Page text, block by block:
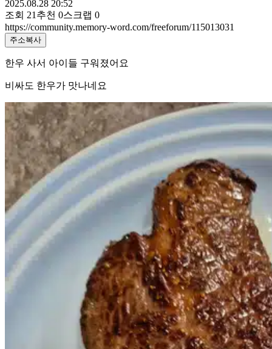
2025.08.28 20:52
조회 21 추천 0스크랩 0
https://community.memory-word.com/freeforum/115013031
주소복사
한우 사서 아이들 구워졌어요
비싸도 한우가 맛나네요